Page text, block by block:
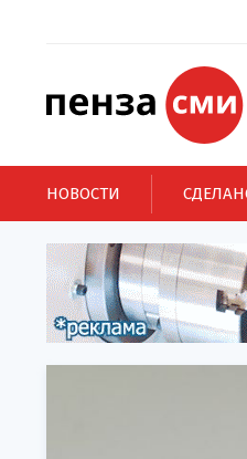
НОВОСТИ